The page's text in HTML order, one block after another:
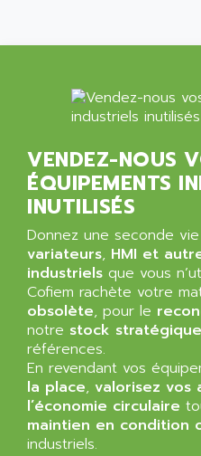
VENDEZ-NOUS
ÉQUIPEMENTS
INUTILISÉS
Donnez une seconde
variateurs, HMI et
industriels que vous
Cofiem rachète votre
obsolète, pour le
notre stock stratégique
références.
En revendant vos
la place, valorisez vos
l’économie circulaire
maintien en condition
industriels.